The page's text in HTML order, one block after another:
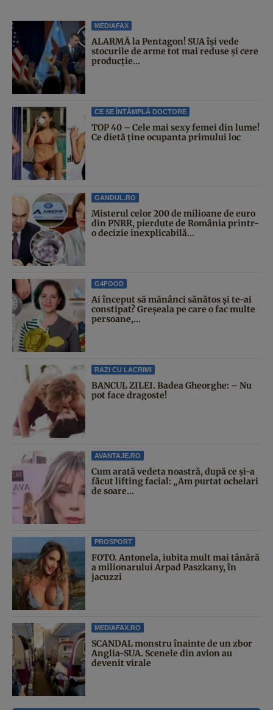
MEDIAFAX
ALARMĂ la Pentagon! SUA își vede
stocurile de arme tot mai reduse și cere
producție...
CE SE ÎNTÂMPLĂ DOCTORE
TOP 40 – Cele mai sexy femei din lume!
Ce dietă ține ocupanta primului loc
GANDUL.RO
Misterul celor 200 de milioane de euro
din PNRR, pierdute de România printr-
o decizie inexplicabilă...
G4FOOD
Ai început să mănânci sănătos și te-ai
constipat? Greșeala pe care o fac multe
persoane,...
RAZI CU LACRIMI
BANCUL ZILEI. Badea Gheorghe: – Nu
pot face dragoste!
AVANTAJE.RO
Cum arată vedeta noastră, după ce și-a
făcut lifting facial: „Am purtat ochelari
de soare...
PROSPORT
FOTO. Antonela, iubita mult mai tânără
a milionarului Arpad Paszkany, în
jacuzzi
MEDIAFAX.RO
SCANDAL monstru înainte de un zbor
Anglia-SUA. Scenele din avion au
devenit virale